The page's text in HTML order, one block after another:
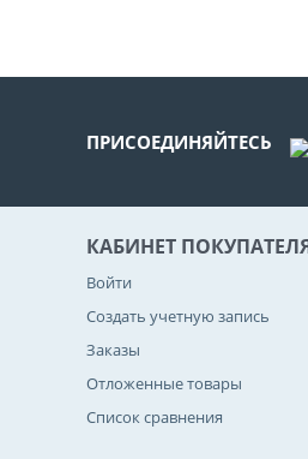
ПРИСОЕДИНЯЙТЕСЬ
КАБИНЕТ
Войти
Создать учетную запись
Заказы
Отложенные товары
Список сравнения